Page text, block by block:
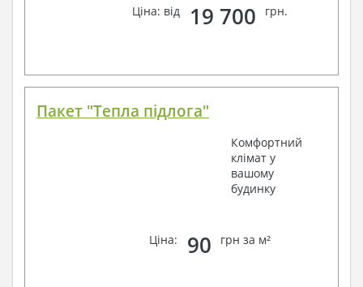
Ціна: від 19 700 грн.
Пакет "Тепла підлога"
Комфортний
клімат у
вашому
будинку
Ціна: 90 грн за м²